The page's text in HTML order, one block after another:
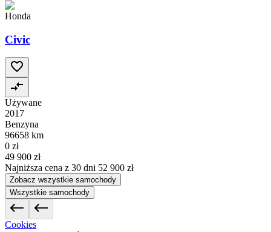
Honda
Civic
Używane
2017
Benzyna
96658 km
0 zł
49 900 zł
Najniższa cena z 30 dni 52 900 zł
Zobacz wszystkie samochody
Wszystkie samochody
Cookies